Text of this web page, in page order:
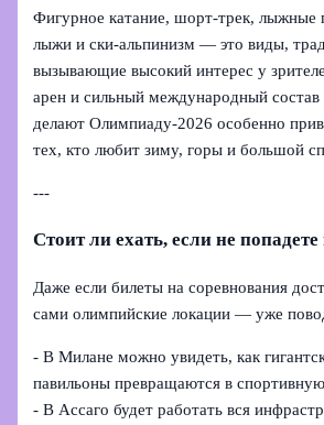
Фигурное катание, шорт‑трек, лыжные
лыжи и ски‑альпинизм — это виды,
вызывающие высокий интерес у
арен и сильный международный состав
делают Олимпиаду‑2026 особенно
тех, кто любит зиму, горы и большой
---
Стоит ли ехать, если не
Даже если билеты на соревнования
сами олимпийские локации — уже
- В Милане можно увидеть, как
павильоны превращаются в
- В Ассаго будет работать вся